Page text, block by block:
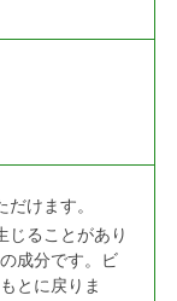
けます。
じることがあり
成分です。
ビ
とに戻りま